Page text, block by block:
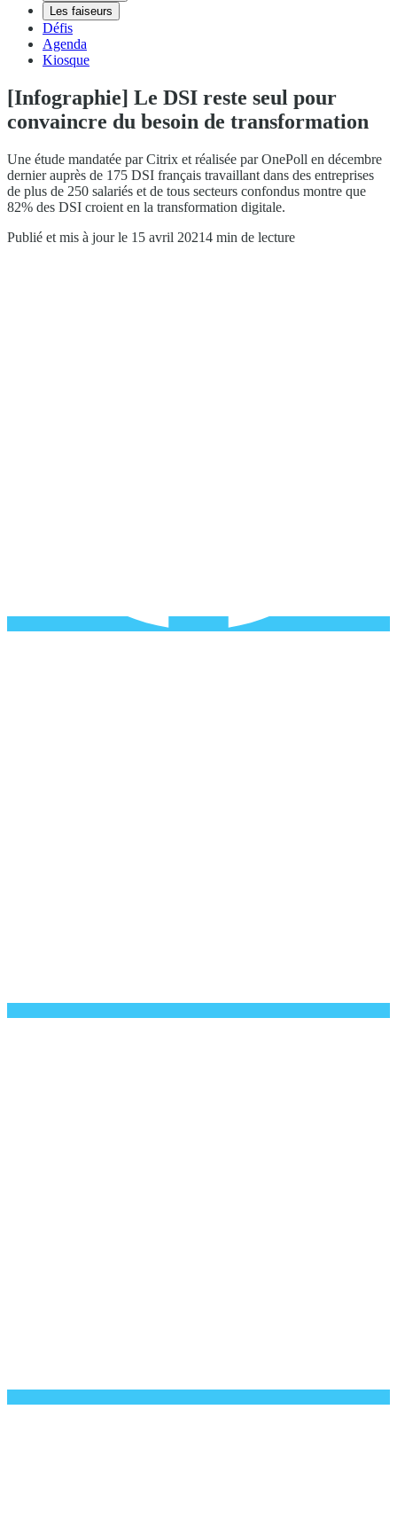
Les faiseurs
Défis
Agenda
Kiosque
[Infographie] Le DSI reste seul pour
convaincre du besoin de transformation
Une étude mandatée par Citrix et réalisée par OnePoll en décembre
dernier auprès de 175 DSI français travaillant dans des entreprises
de plus de 250 salariés et de tous secteurs confondus montre que
82% des DSI croient en la transformation digitale.
Publié et mis à jour le 15 avril 20214 min de lecture